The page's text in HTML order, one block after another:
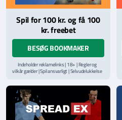
Spil for 100 kr. og få 100
kr. freebet
BESØG BOOKMAKER
Indeholder reklamelinks | 18+ | Regler og
vilkår gælder | Spil ansvarligt | Selvudelukkelse
hjælpelinje påStopSpillet.dk